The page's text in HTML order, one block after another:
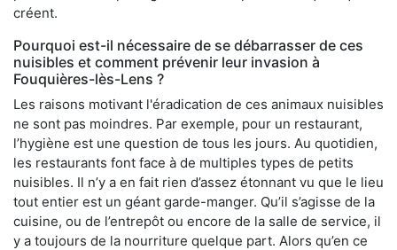
créent.
Pourquoi est-il nécessaire de se débarrasser de ces
nuisibles et comment prévenir leur invasion à
Fouquières-lès-Lens ?
Les raisons motivant l'éradication de ces animaux nuisibles
ne sont pas moindres. Par exemple, pour un restaurant,
l’hygiène est une question de tous les jours. Au quotidien,
les restaurants font face à de multiples types de petits
nuisibles. Il n’y a en fait rien d’assez étonnant vu que le lieu
tout entier est un géant garde-manger. Qu’il s’agisse de la
cuisine, ou de l’entrepôt ou encore de la salle de service, il
y a toujours de la nourriture quelque part. Alors qu’en ce